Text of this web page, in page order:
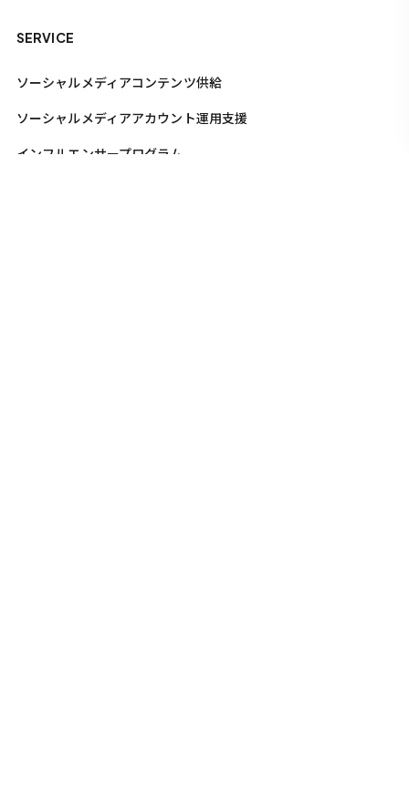
SERVICE
ソーシャルメディアコンテンツ供給
ソーシャルメディアアカウント運用支援
インフルエンサープログラム